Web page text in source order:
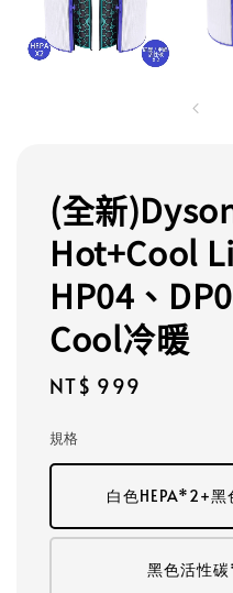
(全新
Hot+Cool
HP04、
Cool冷暖
Regular
NT$ 999
規格
白色HEPA*2+
黑色活性